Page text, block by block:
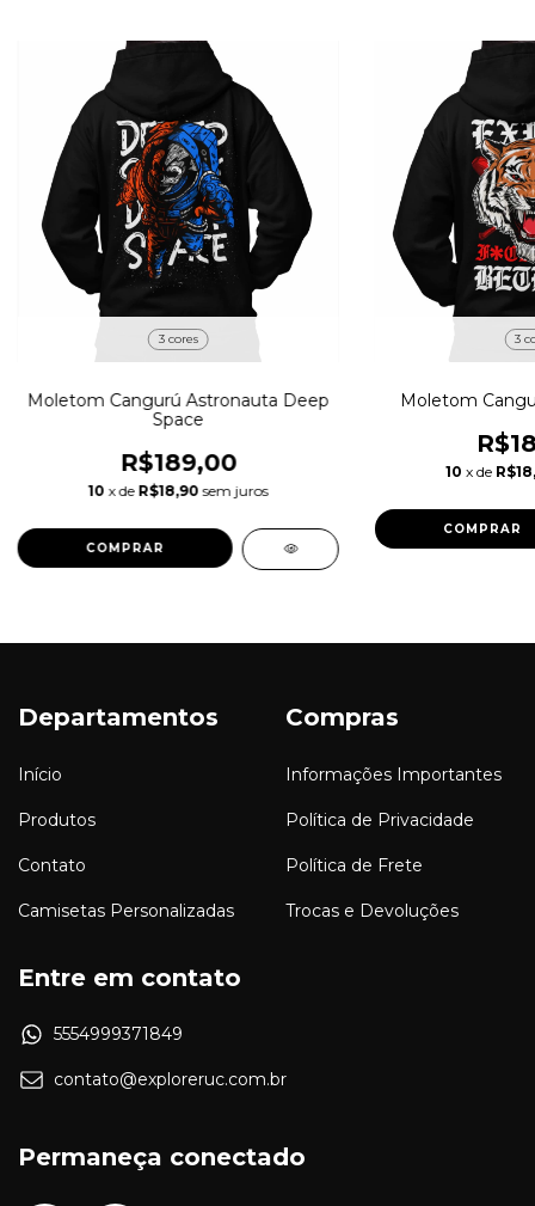
3 cores
Moletom Cangurú Astronauta Deep
Space
R$189,00
10 x de R$18,90 sem juros
COMPRAR
3
Moletom
10 x de
COMPRAR
Departamentos
Início
Produtos
Contato
Camisetas Personalizadas
Compras
Informações Importantes
Política de Privacidade
Política de Frete
Trocas e Devoluções
Entre em contato
5554999371849
contato@exploreruc.com.br
Permaneça conectado